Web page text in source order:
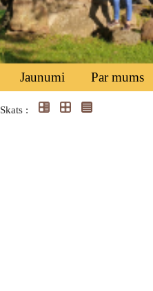
Jaunumi Par mums
Skats :